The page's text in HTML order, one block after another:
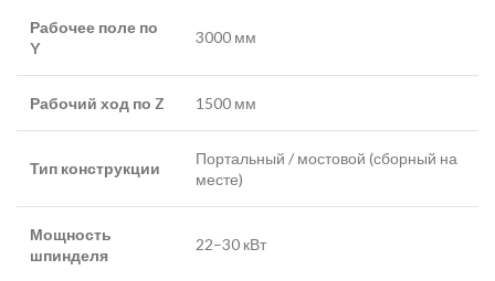
Рабочее поле по
Y
3000 мм
Рабочий ход по Z 1500 мм
Тип конструкции
Портальный / мостовой (сборный на
месте)
Мощность
шпинделя
22–30 кВт